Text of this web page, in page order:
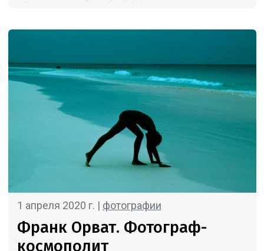
1 апреля 2020 г. | фотографии
Франк Орват. Фотограф-
космополит